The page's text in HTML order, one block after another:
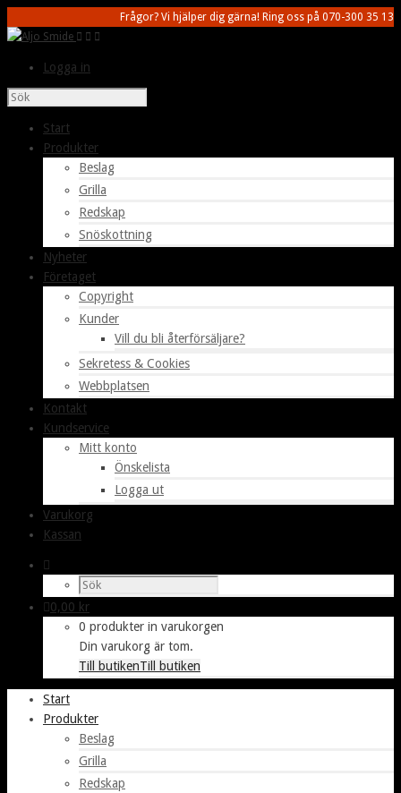
Frågor? Vi hjälper dig gärna! Ring oss på 070-300 35 13
Logga in
Start
Produkter
Beslag
Grilla
Redskap
Snöskottning
Nyheter
Företaget
Copyright
Kunder
Vill du bli återförsäljare?
Sekretess & Cookies
Webbplatsen
Kontakt
Kundservice
Mitt konto
Önskelista
Logga ut
Varukorg
Kassan
0,00 kr
0 produkter in varukorgen
Din varukorg är tom.
Till butikenTill butiken
Start
Produkter
Beslag
Grilla
Redskap